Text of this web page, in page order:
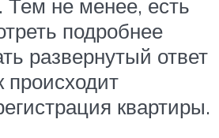
Тем не менее, есть
подробнее
развернутый ответ
происходит
квартиры.